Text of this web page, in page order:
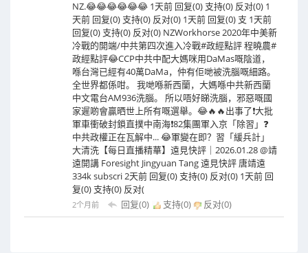
NZ.😂😂😂😂😂😂 1天前 回复(0) 支持(0) 反对(0) 1
天前 回复(0) 支持(0) 反对(0) 1天前 回复(0) 支 1天前
回复(0) 支持(0) 反对(0) NZWorkhorse 2020年中美新
冷戰的開端/中共第四次進入冷戰#政經點評 程曉農#
政經點評😂CCP中共中配大媽咪用DaMas嘅陰道，
喺台灣已經有40萬DaMa，仲有佢哋被洗腦嘅細路。
全世界都係咁。 我哋喺新西蘭，大媽喺中共新西蘭
中文電台AM936洗腦。 所以唔好睇洗腦，邪惡嘅國
家遲啲會贏晒世上所有嘅選舉。😂🔥🔥出事了❗大批
軍車衝破封鎖直撲中南海❗82集團軍入京「除習」❓
中共政權正在瓦解中... 😂軍變在即？習「緩兵計」
大清洗【每日直播精華】遠見快評｜2026.01.28 @靖
遠開講 Foresight Jingyuan Tang 遠見快評 唐靖遠
334k subscri 2天前 回复(0) 支持(0) 反对(0) 1天前 回
复(0) 支持(0) 反对(
2个月前 回复(0) 支持(0) 反对(0)